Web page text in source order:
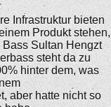
Infrastruktur bieten
Produkt stehen,
Sultan Hengzt
steht da zu
hinter dem, was
aber hatte nicht so